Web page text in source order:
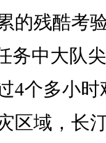
的残酷考
务中大队
4个多小时
区域，长